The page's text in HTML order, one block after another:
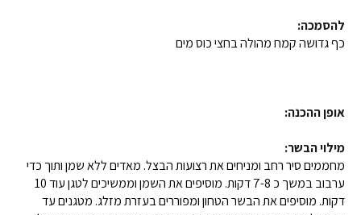
להסמכה:
כף גדושה קמח מהולה בחצי כוס מים
אופן ההכנה:
מילוי הבשר:
מחממים סיר רחב ומניחים את רצועות הבצל. מאדים ללא שמן ותוך כדי
ערבוב במשך כ 7-8 דקות. מוסיפים את השמן וממשיכים לטגן עוד 10
דקות. מוסיפים את הבשר הטחון ומפוררים בעזרת מזלג. מטגנים עד